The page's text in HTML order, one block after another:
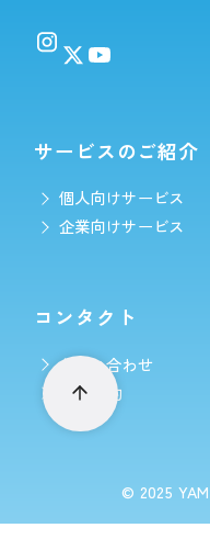
サービスのご紹介
個人向けサービス
企業向けサービス
コンタクト
お問い合わせ
LINE予約
© 2025